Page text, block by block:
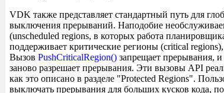
VDK также представляет стандартный путь для
выключения прерываний. Наподобие
(unscheduled regions, в которых работа
поддерживает критические регионы (critical
Вызов PushCriticalRegion() запрещает прерывания,
заново разрешает прерывания. Эти вызовы API
как это описано в разделе "Protected Regions".
выключать прерывания для больших кусков кода,